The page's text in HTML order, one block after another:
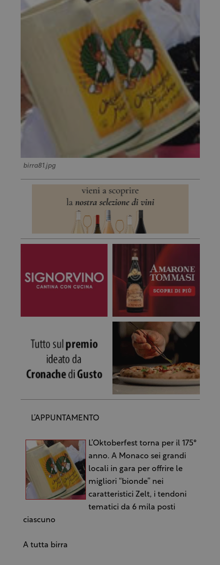
birra81.jpg
L’APPUNTAMENTO
L’Oktoberfest torna per il 175°
anno. A Monaco sei grandi
locali in gara per offrire le
migliori “bionde” nei
caratteristici Zelt, i tendoni
tematici da 6 mila posti
ciascuno
A tutta birra